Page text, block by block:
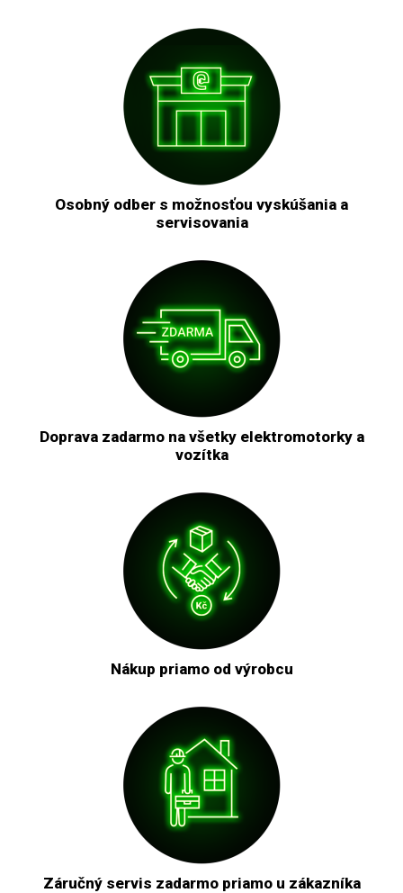
Osobný odber s možnosťou vyskúšania a
servisovania
Doprava zadarmo na všetky elektromotorky a
vozítka
Nákup priamo od výrobcu
Záručný servis zadarmo priamo u zákazníka